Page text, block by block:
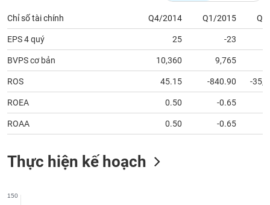
Chỉ số tài chính Q4/2014 Q1/2015
EPS 4 quý 25 -23
BVPS cơ bản 10,360 9,765
ROS 45.15 -840.90 -
ROEA 0.50 -0.65
ROAA 0.50 -0.65
Thực hiện kế hoạch
150
tích
(-)
Thuật
ngữ
(-)
Dịch
vụ